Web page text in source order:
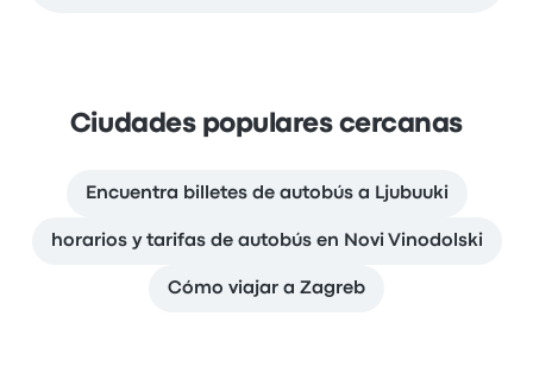
Ciudades populares cercanas
Encuentra billetes de autobús a Ljubuuki
horarios y tarifas de autobús en Novi Vinodolski
Cómo viajar a Zagreb